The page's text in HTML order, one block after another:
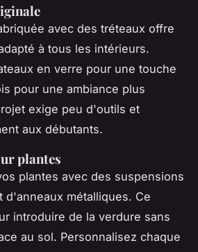
avec des tréteaux offre
à tous les intérieurs.
en verre pour une touche
pour une ambiance plus
exige peu d'outils et
aux débutants.
plantes
plantes avec des suspensions
d'anneaux métalliques. Ce
introduire de la verdure sans
au sol. Personnalisez chaque